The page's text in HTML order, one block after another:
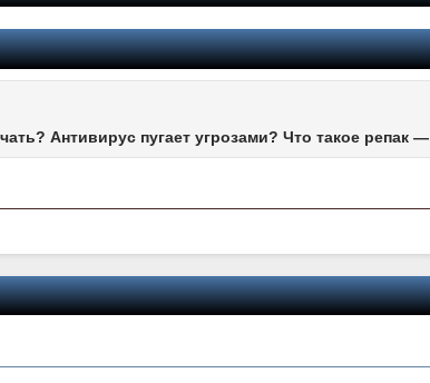
Антивирус пугает угрозами? Что такое репак —